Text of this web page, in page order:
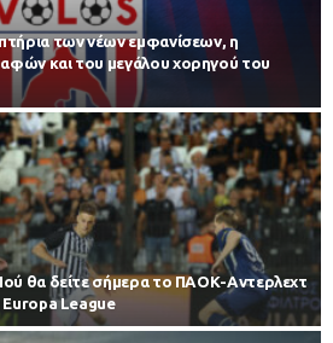
των νέων εμφανίσεων, η
και του μεγάλου χορηγού του
θα δείτε σήμερα το ΠΑΟΚ-Αντερλεχτ
Europa League